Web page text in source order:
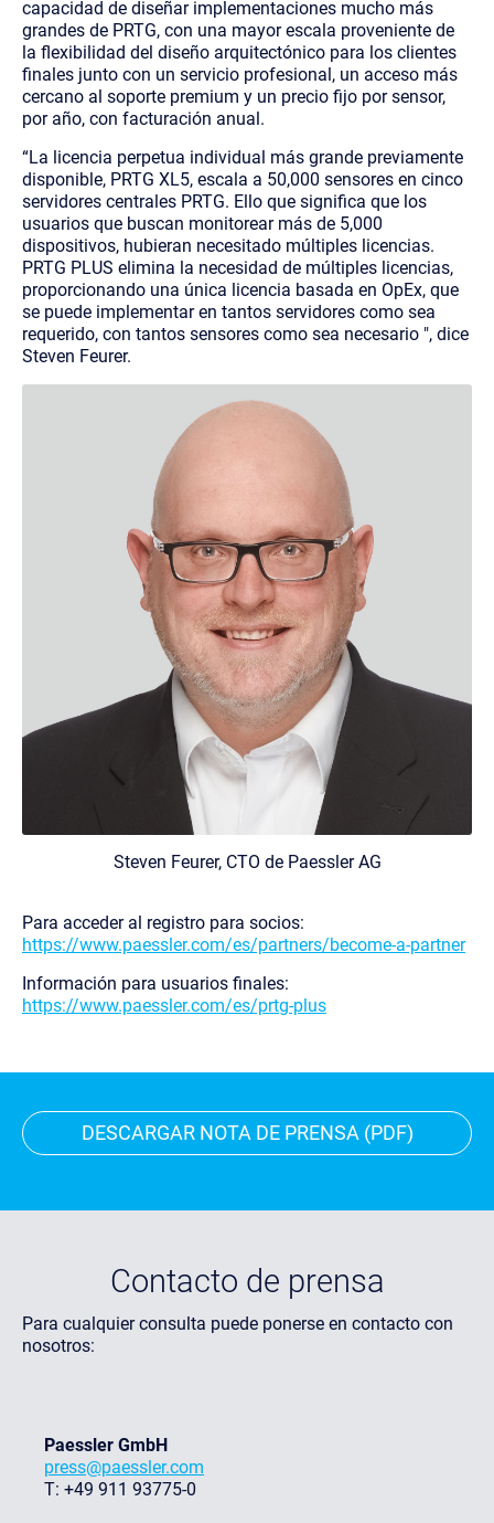
capacidad de diseñar implementaciones mucho más
grandes de PRTG, con una mayor escala proveniente de
la flexibilidad del diseño arquitectónico para los clientes
finales junto con un servicio profesional, un acceso más
cercano al soporte premium y un precio fijo por sensor,
por año, con facturación anual.
“La licencia perpetua individual más grande previamente
disponible, PRTG XL5, escala a 50,000 sensores en cinco
servidores centrales PRTG. Ello que significa que los
usuarios que buscan monitorear más de 5,000
dispositivos, hubieran necesitado múltiples licencias.
PRTG PLUS elimina la necesidad de múltiples licencias,
proporcionando una única licencia basada en OpEx, que
se puede implementar en tantos servidores como sea
requerido, con tantos sensores como sea necesario ", dice
Steven Feurer.
Steven Feurer, CTO de Paessler AG
Para acceder al registro para socios:
https://www.paessler.com/es/partners/become-a-partner
Información para usuarios finales:
https://www.paessler.com/es/prtg-plus
DESCARGAR NOTA DE PRENSA (PDF)
Contacto de prensa
Para cualquier consulta puede ponerse en contacto con
nosotros:
Paessler GmbH
press@paessler.com
T: +49 911 93775-0